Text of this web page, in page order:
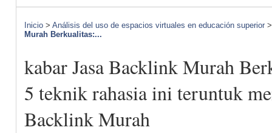
Inicio > Análisis del uso de espacios virtuales en educación superior
Murah Berkualitas:...
kabar Jasa Backlink Murah
5 teknik rahasia ini teruntuk
Backlink Murah